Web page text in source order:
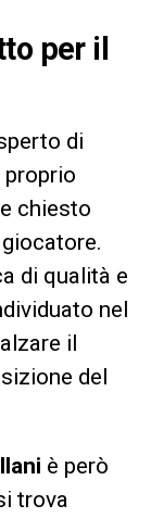
per il
di
chiesto
di qualità e
nel
il
del
è però
trova